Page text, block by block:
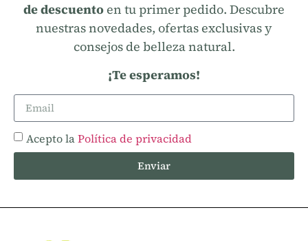
de descuento en tu primer pedido. Descubre
nuestras novedades, ofertas exclusivas y
consejos de belleza natural.
¡Te esperamos!
Acepto laPolítica de privacidad
Enviar